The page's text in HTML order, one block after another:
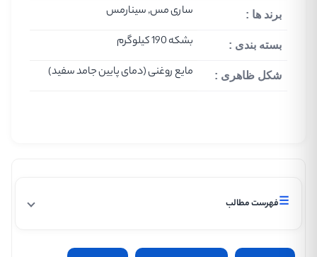
برند ها : ساری مس, سینارمس
بسته بندی : بشکه 190 کیلوگرم
شکل ظاهری : مایع روغنی (دمای پایین جامد سفید)
☰فهرست مطالب